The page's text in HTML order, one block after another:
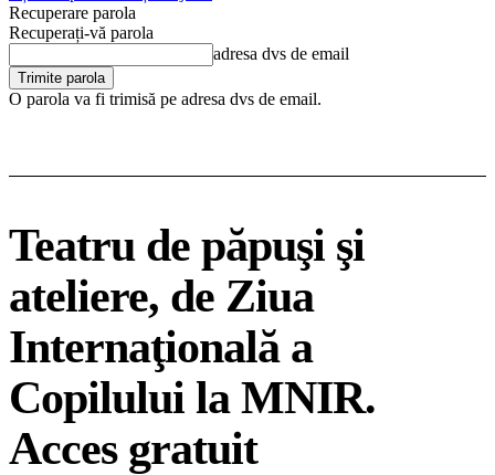
Recuperare parola
Recuperați-vă parola
adresa dvs de email
O parola va fi trimisă pe adresa dvs de email.
Teatru de păpuşi şi
ateliere, de Ziua
Internaţională a
Copilului la MNIR.
Acces gratuit